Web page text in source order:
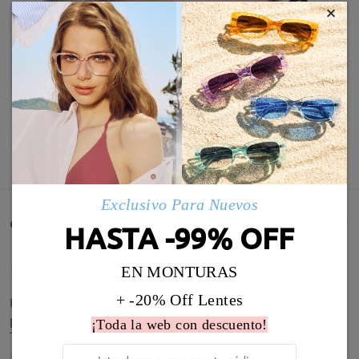
MOSTRAR MÁS
Comentarios de Clientes(810)
Un pequeño problema con el ajuste de patillas
pero ya solventado con las instrucciones recibidas.
Todo en orden!
×
Exclusivo Para Nuevos
HASTA -99% OFF
EN MONTURAS
+ -20% Off Lentes
¡Toda la web con descuento!